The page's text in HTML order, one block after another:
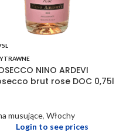
NINO ARDEVI
brut rose DOC 0,75l
musujące, Włochy
Login to see prices